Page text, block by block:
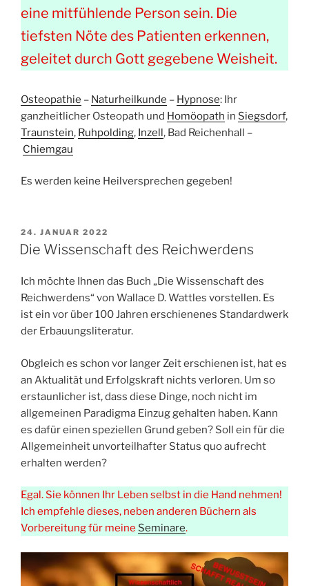
eine mitfühlende Person sein. Die
tiefsten Nöte des Patienten erkennen,
geleitet durch Gott gegebene Weisheit.
Osteopathie – Naturheilkunde – Hypnose: Ihr
ganzheitlicher Osteopath und Homöopath in Siegsdorf,
Traunstein, Ruhpolding, Inzell, Bad Reichenhall –
Chiemgau
Es werden keine Heilversprechen gegeben!
VERÖFFENTLICHT
AM
24. JANUAR 2022
Die Wissenschaft des Reichwerdens
Ich möchte Ihnen das Buch „Die Wissenschaft des
Reichwerdens“ von Wallace D. Wattles vorstellen. Es
ist ein vor über 100 Jahren erschienenes Standardwerk
der Erbauungsliteratur.
Obgleich es schon vor langer Zeit erschienen ist, hat es
an Aktualität und Erfolgskraft nichts verloren. Um so
erstaunlicher ist, dass diese Dinge, noch nicht im
allgemeinen Paradigma Einzug gehalten haben. Kann
es dafür einen speziellen Grund geben? Soll ein für die
Allgemeinheit unvorteilhafter Status quo aufrecht
erhalten werden?
Egal. Sie können Ihr Leben selbst in die Hand nehmen!
Ich empfehle dieses, neben anderen Büchern als
Vorbereitung für meine Seminare.